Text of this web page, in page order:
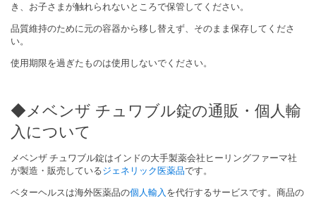
き、お子さまが触れられないところで保管してください。
品質維持のために元の容器から移し替えず、そのまま保存してくださ
い。
使用期限を過ぎたものは使用しないでください。
◆メベンザ チュワブル錠の通販・個人輸
入について
メベンザ チュワブル錠はインドの大手製薬会社ヒーリングファーマ社
が製造・販売しているジェネリック医薬品です。
ベターヘルスは海外医薬品の個人輸入 を代行するサービスです。商品の